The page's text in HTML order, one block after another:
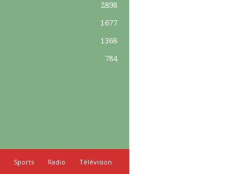
2898
1677
1368
784
Sports Radio
Télévision